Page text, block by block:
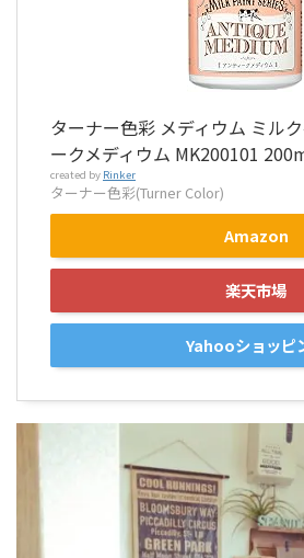
ターナー色彩 メディウム ミル
ークメディウム MK200101
created by Rinker
ターナー色彩(Turner Color)
Amazon
楽天市場
Yahooショッピ